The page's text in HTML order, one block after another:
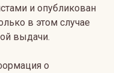
и опубликован
в этом случае
выдачи.
о